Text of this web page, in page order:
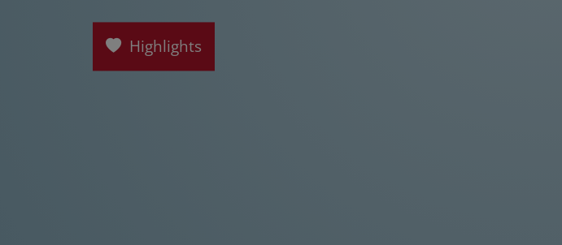
toekomstbestendig.
Highlights